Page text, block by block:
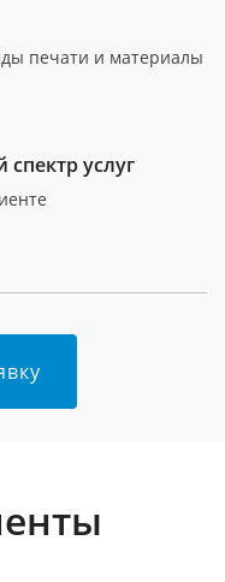
печати и материалы
услуг